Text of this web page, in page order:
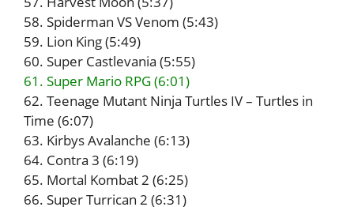
58. Spiderman VS Venom (5:43)
59. Lion King (5:49)
60. Super Castlevania (5:55)
61. Super Mario RPG (6:01)
62. Teenage Mutant Ninja Turtles IV – Turtles in
Time (6:07)
63. Kirbys Avalanche (6:13)
64. Contra 3 (6:19)
65. Mortal Kombat 2 (6:25)
66. Super Turrican 2 (6:31)